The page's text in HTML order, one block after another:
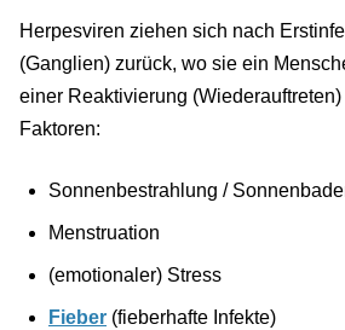
Herpesviren ziehen sich nach
(Ganglien) zurück, wo sie ein
einer Reaktivierung
Faktoren:
Sonnenbestrahlung /
Menstruation
(emotionaler) Stress
Fieber (fieberhafte Infekte)